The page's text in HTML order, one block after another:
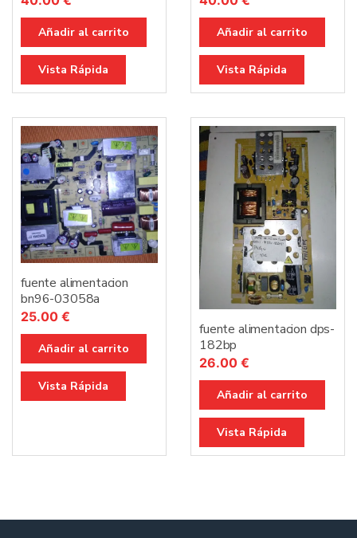
Añadir al carrito
Vista Rápida
Añadir al carrito
Vista Rápida
fuente alimentacion
bn96-03058a
25.00 €
Añadir al carrito
Vista Rápida
fuente alimentacion dps-
182bp
26.00 €
Añadir al carrito
Vista Rápida